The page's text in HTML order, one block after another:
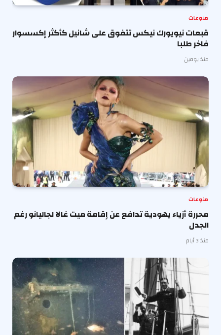
منوعات
قبعات نيويورك نيكس تتفوق على شانيل كأكثر إكسسوار
فاخر طلبا
منذ يومين
منوعات
محررة أزياء يهودية تدافع عن إقامة ميت غالا لجاليانو رغم
الجدل
منذ 3 أيام